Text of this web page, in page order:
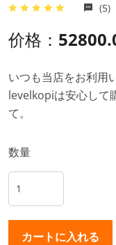
(5)
价格：
いつも当店をお利用
levelkopiは安心して
て。
数量